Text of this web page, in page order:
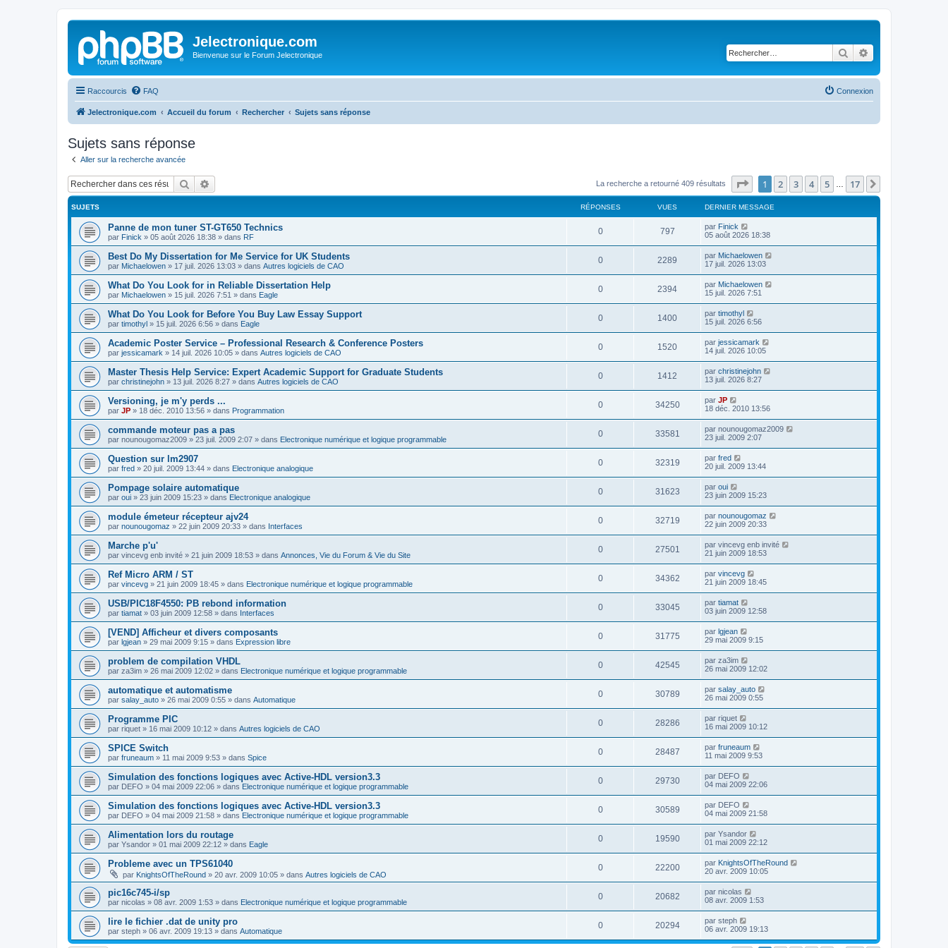
Jelectronique.com
Bienvenue sur le Forum Jelectronique Rechercher
Raccourcis FAQ Connexion
Jelectronique.com Accueil du forum Rechercher Sujets sans réponse
Sujets sans réponse
Aller sur la recherche avancée
Rechercher La recherche a retourné 409 résultats Page sur17
1 2 3 4 5 17
SUJETS RÉPONSES VUES DERNIER MESSAGE
Panne de mon tuner ST-GT650 Technics
par Finick » 05 août 2026 18:38 » dans RF
0 797 par Finick
05 août 2026 18:38
Best Do My Dissertation for Me Service for UK Students
par Michaelowen » 17 juil. 2026 13:03 » dans Autres logiciels de CAO
0 2289 par Michaelowen
17 juil. 2026 13:03
What Do You Look for in Reliable Dissertation Help
par Michaelowen » 15 juil. 2026 7:51 » dans Eagle
0 2394 par Michaelowen
15 juil. 2026 7:51
What Do You Look for Before You Buy Law Essay Support
par timothyl » 15 juil. 2026 6:56 » dans Eagle
0 1400 par timothyl
15 juil. 2026 6:56
Academic Poster Service – Professional Research & Conference Posters
par jessicamark » 14 juil. 2026 10:05 » dans Autres logiciels de CAO
0 1520 par jessicamark
14 juil. 2026 10:05
Master Thesis Help Service: Expert Academic Support for Graduate Students
par christinejohn » 13 juil. 2026 8:27 » dans Autres logiciels de CAO
0 1412 par christinejohn
13 juil. 2026 8:27
Versioning, je m'y perds ...
par JP » 18 déc. 2010 13:56 » dans Programmation
0 34250 par JP
18 déc. 2010 13:56
commande moteur pas a pas
par nounougomaz2009 » 23 juil. 2009 2:07 » dans Electronique numérique et logique programmable
0 33581 par nounougomaz2009
23 juil. 2009 2:07
Question sur lm2907
par fred » 20 juil. 2009 13:44 » dans Electronique analogique
0 32319 par fred
20 juil. 2009 13:44
Pompage solaire automatique
par oui » 23 juin 2009 15:23 » dans Electronique analogique
0 31623 par oui
23 juin 2009 15:23
module émeteur récepteur ajv24
par nounougomaz » 22 juin 2009 20:33 » dans Interfaces
0 32719 par nounougomaz
22 juin 2009 20:33
Marche p'u'
par vincevg enb invité » 21 juin 2009 18:53 » dans Annonces, Vie du Forum & Vie du Site
0 27501 par vincevg enb invité
21 juin 2009 18:53
Ref Micro ARM / ST
par vincevg » 21 juin 2009 18:45 » dans Electronique numérique et logique programmable
0 34362 par vincevg
21 juin 2009 18:45
USB/PIC18F4550: PB rebond information
par tiamat » 03 juin 2009 12:58 » dans Interfaces
0 33045 par tiamat
03 juin 2009 12:58
[VEND] Afficheur et divers composants
par lgjean » 29 mai 2009 9:15 » dans Expression libre
0 31775 par lgjean
29 mai 2009 9:15
problem de compilation VHDL
par za3im » 26 mai 2009 12:02 » dans Electronique numérique et logique programmable
0 42545 par za3im
26 mai 2009 12:02
automatique et automatisme
par salay_auto » 26 mai 2009 0:55 » dans Automatique
0 30789 par salay_auto
26 mai 2009 0:55
Programme PIC
par riquet » 16 mai 2009 10:12 » dans Autres logiciels de CAO
0 28286 par riquet
16 mai 2009 10:12
SPICE Switch
par fruneaum » 11 mai 2009 9:53 » dans Spice
0 28487 par fruneaum
11 mai 2009 9:53
Simulation des fonctions logiques avec Active-HDL version3.3
par DEFO » 04 mai 2009 22:06 » dans Electronique numérique et logique programmable
0 29730 par DEFO
04 mai 2009 22:06
Simulation des fonctions logiques avec Active-HDL version3.3
par DEFO » 04 mai 2009 21:58 » dans Electronique numérique et logique programmable
0 30589 par DEFO
04 mai 2009 21:58
Alimentation lors du routage
par Ysandor » 01 mai 2009 22:12 » dans Eagle
0 19590 par Ysandor
01 mai 2009 22:12
Probleme avec un TPS61040
par KnightsOfTheRound » 20 avr. 2009 10:05 » dans Autres logiciels de CAO
0 22200 par KnightsOfTheRound
20 avr. 2009 10:05
pic16c745-i/sp
par nicolas » 08 avr. 2009 1:53 » dans Electronique numérique et logique programmable
0 20682 par nicolas
08 avr. 2009 1:53
lire le fichier .dat de unity pro
par steph » 06 avr. 2009 19:13 » dans Automatique
0 20294 par steph
06 avr. 2009 19:13